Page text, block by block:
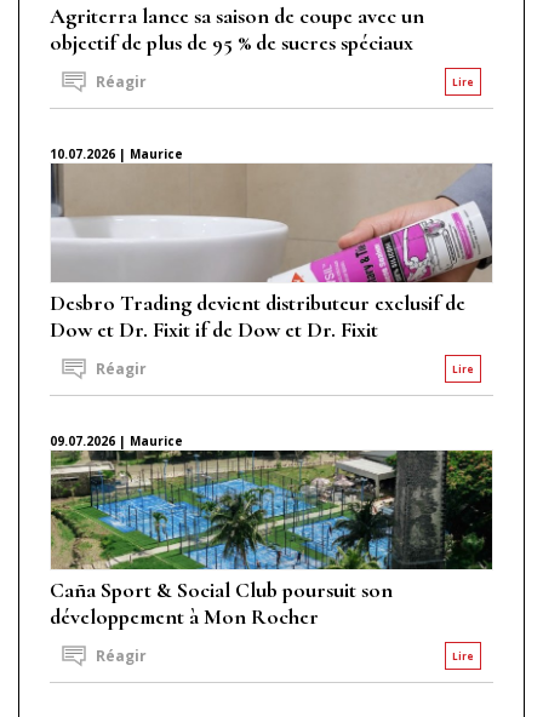
Agriterra lance sa saison de coupe avec un
objectif de plus de 95 % de sucres spéciaux
Lire
Réagir
10.07.2026 | Maurice
Desbro Trading devient distributeur exclusif de
Dow et Dr. Fixit if de Dow et Dr. Fixit
Lire
Réagir
09.07.2026 | Maurice
Caña Sport & Social Club poursuit son
développement à Mon Rocher
Lire
Réagir